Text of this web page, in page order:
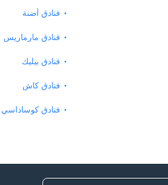
فنادق أضنة
فنادق مارماريس
فنادق بيليك
فنادق كاش
فنادق كوساداسي